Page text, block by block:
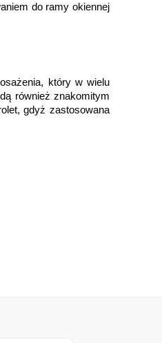
do ramy okiennej
który w wielu
również znakomitym
gdyż zastosowana